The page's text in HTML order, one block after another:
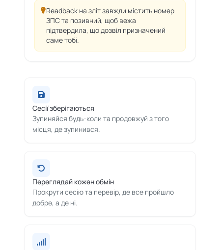
Readback на зліт завжди містить номер
ЗПС та позивний, щоб вежа
підтвердила, що дозвіл призначений
саме тобі.
Сесії зберігаються
Зупиняйся будь-коли та продовжуй з того
місця, де зупинився.
Переглядай кожен обмін
Прокрути сесію та перевір, де все пройшло
добре, а де ні.